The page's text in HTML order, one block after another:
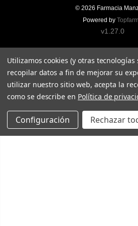
© 2026 Farmacia
Powered by
v1.27.0
Utilizamos cookies (y otras
recopilar datos a fin de mejorar su
utilizar nuestro sitio web, acepta la
como se describe en Política de
Configuración Rechazar